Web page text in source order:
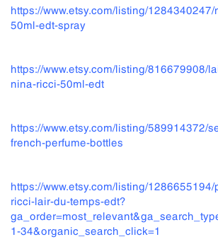
https://www.etsy.com/listing/
50ml-edt-spray
https://www.etsy.com/listing/816679908/
nina-ricci-50ml-edt
https://www.etsy.com/listing/589914372/
french-perfume-bottles
https://www.etsy.com/listing/
ricci-lair-du-temps-edt?
1-34&organic_search_click=1